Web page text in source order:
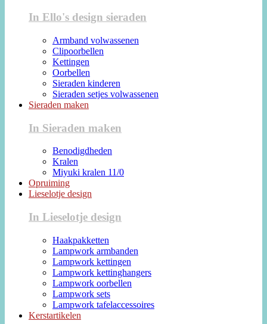
In Ello's design sieraden
Armband volwassenen
Clipoorbellen
Kettingen
Oorbellen
Sieraden kinderen
Sieraden setjes volwassenen
Sieraden maken
In Sieraden maken
Benodigdheden
Kralen
Miyuki kralen 11/0
Opruiming
Lieselotje design
In Lieselotje design
Haakpakketten
Lampwork armbanden
Lampwork kettingen
Lampwork kettinghangers
Lampwork oorbellen
Lampwork sets
Lampwork tafelaccessoires
Kerstartikelen